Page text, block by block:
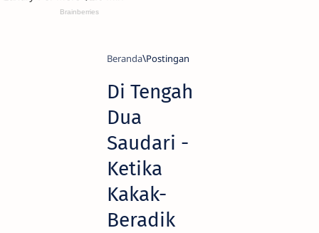
Beranda
Di Tengah
Dua
Saudari -
Ketika
Kakak-
Beradik